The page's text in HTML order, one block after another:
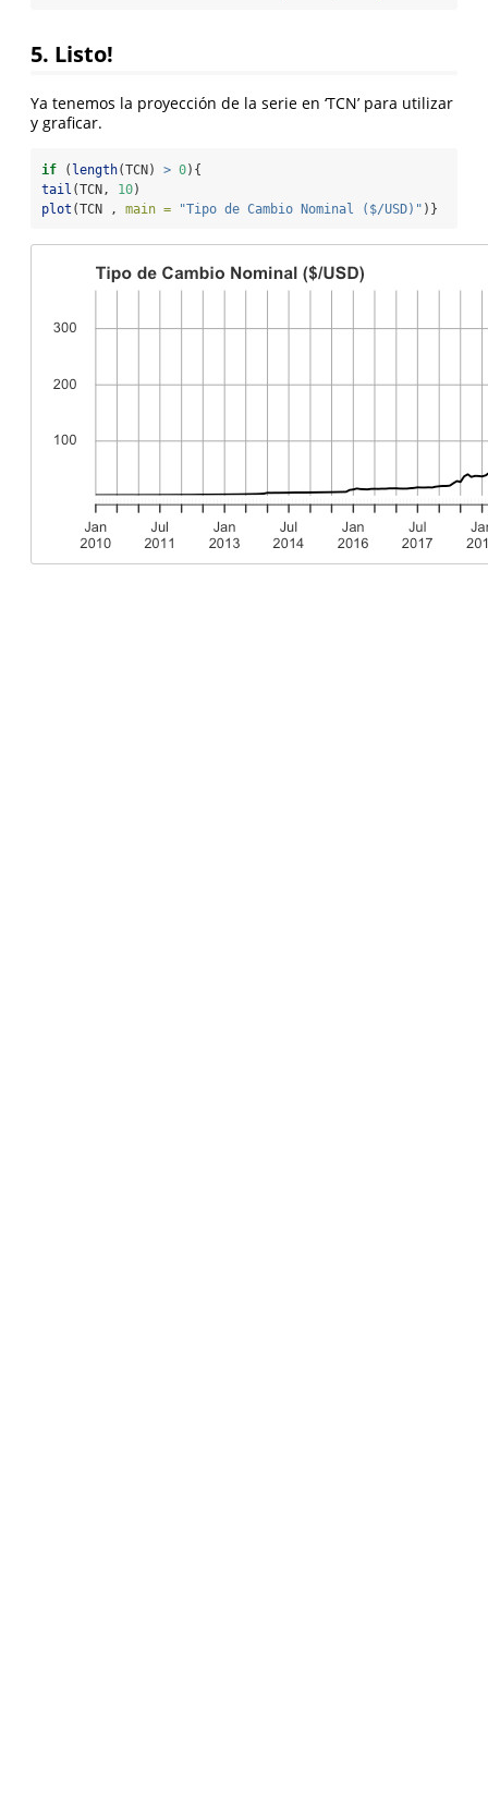
5. Listo!
Ya tenemos la proyección de la serie en ‘TCN’ para utilizar
y graficar.
if ( length(TCN) > 0){
tail (TCN, 10)
plot (TCN , main = "Tipo de Cambio Nominal ($/USD)" )}